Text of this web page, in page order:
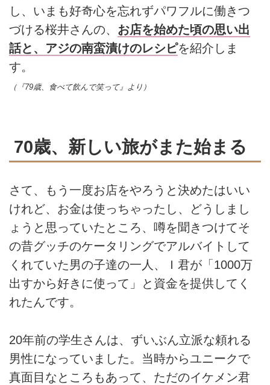
し、いまも好奇心を忘れずパワフルに働きつ
づける桜井さんの、 お店を始めた頃の思い出
話と、アジの南蛮漬けのレシピを紹介しま
す。
（『79歳、食べて飲んで笑って』より）
70歳、新しい旅がまた始まる
さて、もう一度お店をやろうと決めたはいい
けれど、お金は使っちゃったし、どうしまし
ょうと思っていたところ、噂を聞きつけてそ
の昔グッチのケータリングでアルバイトして
くれていた男の子達の一人、Ｉ君が「1000万
出すから好きに使って」と資金を提供してく
れたんです。
20年前の学生さんは、ずいぶん立派な頼れる
男性になっていました。当時からユニークで
真面目なところもあって、ただのイケメン君